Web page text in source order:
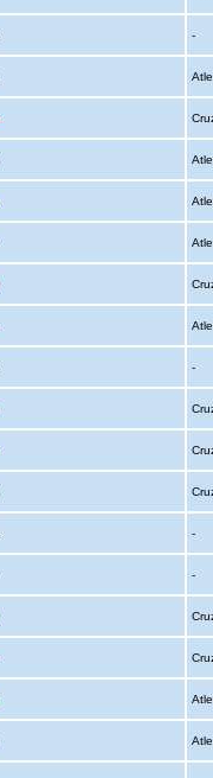
-
-
-
-